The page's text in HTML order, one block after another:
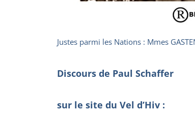
Justes parmi les Nations : Mmes
Discours de Paul Schaffer
sur le site du Vel d’Hiv :